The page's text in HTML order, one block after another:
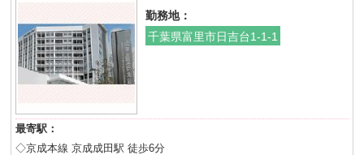
勤務地：
千葉県富里市日吉台1-1-1
最寄駅：
◇京成本線 京成成田駅 徒歩6分